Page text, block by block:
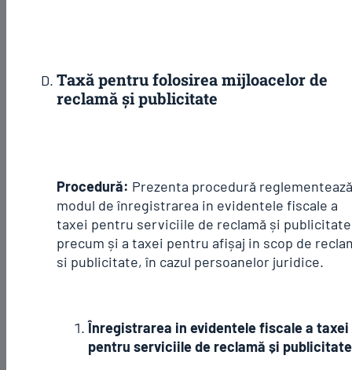
Taxă pentru folosirea mijloacelor de
reclamă și publicitate
Procedură: Prezenta procedură reglementează
modul de înregistrarea in evidentele fiscale a
taxei pentru serviciile de reclamă și
precum și a taxei pentru afișaj in scop de
si publicitate, în cazul persoanelor juridice.
Înregistrarea in evidentele fiscale a taxei
pentru serviciile de reclamă și publicitate